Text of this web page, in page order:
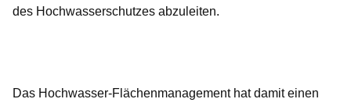
des Hochwasserschutzes abzuleiten.
Das Hochwasser-Flächenmanagement hat damit einen